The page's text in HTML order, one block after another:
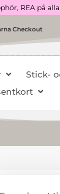
REA på
Checkout
Stick-